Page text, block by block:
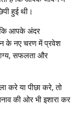
हुई थी।
कि आपके अंदर
के नए चरण में प्रवेश
सफलता और
करे या पीछा करे, तो
की ओर भी इशारा कर